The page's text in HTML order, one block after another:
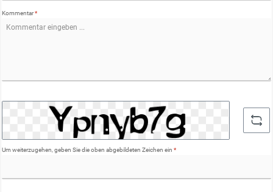
Kommentar*
Um weiterzugehen, geben Sie die oben abgebildeten Zeichen ein *